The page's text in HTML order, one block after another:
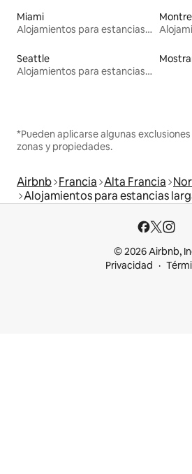
Miami
Alojamientos para estancias largas
Seattle
Alojamientos para estancias largas
*Pueden aplicarse algunas
zonas y propiedades.
Airbnb Francia Alta Francia
Alojamientos para estancias
© 2026 Airbnb,
Privacidad